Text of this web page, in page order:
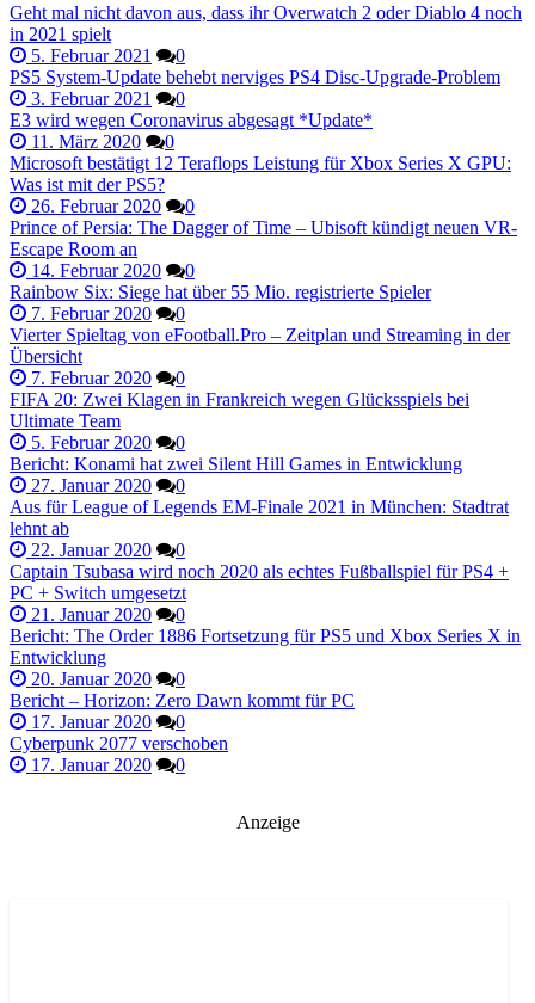
Geht mal nicht davon aus, dass ihr Overwatch 2 oder Diablo 4 noch
in 2021 spielt
5. Februar 2021
0
PS5 System-Update behebt nerviges PS4 Disc-Upgrade-Problem
3. Februar 2021
0
E3 wird wegen Coronavirus abgesagt *Update*
11. März 2020
0
Microsoft bestätigt 12 Teraflops Leistung für Xbox Series X GPU:
Was ist mit der PS5?
26. Februar 2020
0
Prince of Persia: The Dagger of Time – Ubisoft kündigt neuen VR-
Escape Room an
14. Februar 2020
0
Rainbow Six: Siege hat über 55 Mio. registrierte Spieler
7. Februar 2020
0
Vierter Spieltag von eFootball.Pro – Zeitplan und Streaming in der
Übersicht
7. Februar 2020
0
FIFA 20: Zwei Klagen in Frankreich wegen Glücksspiels bei
Ultimate Team
5. Februar 2020
0
Bericht: Konami hat zwei Silent Hill Games in Entwicklung
27. Januar 2020
0
Aus für League of Legends EM-Finale 2021 in München: Stadtrat
lehnt ab
22. Januar 2020
0
Captain Tsubasa wird noch 2020 als echtes Fußballspiel für PS4 +
PC + Switch umgesetzt
21. Januar 2020
0
Bericht: The Order 1886 Fortsetzung für PS5 und Xbox Series X in
Entwicklung
20. Januar 2020
0
Bericht – Horizon: Zero Dawn kommt für PC
17. Januar 2020
0
Cyberpunk 2077 verschoben
17. Januar 2020
0
Anzeige